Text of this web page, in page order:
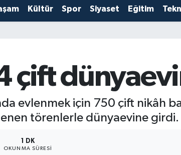
Kültür Spor Siyaset Eğitim
çift
evlenmek için 750 çift nikâh
törenlerle dünyaevine girdi.
1 DK
OKUNMA SÜRESI